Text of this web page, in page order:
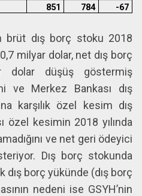
851 784 -67
brüt dış borç stoku 2018
milyar dolar, net dış borç
düşüş göstermiş
ve Merkez Bankası dış
karşılık özel kesim dış
özel kesimin 2018 yılında
ve net geri ödeyici
Dış borç stokunda
dış borç yükünde (dış borç
nedeni ise GSYH’nin